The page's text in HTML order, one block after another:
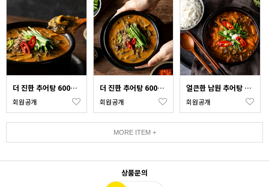
더 진한 추어탕 600g + 얼큰한 남원 추어탕 500g (각 1팩)
회원공개
더 진한 추어탕 600g x 3팩(미꾸라지20%)
회원공개
얼큰한 남원 추어탕 500g x 3팩
회원공개
MORE ITEM +
상품문의